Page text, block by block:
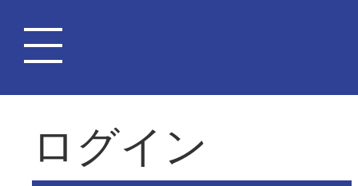
ログイン